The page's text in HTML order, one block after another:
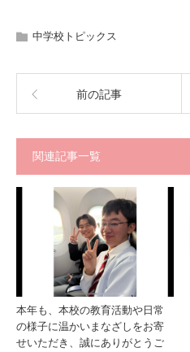
中学校トピックス
前の記事
関連記事一覧
本年も、本校の教育活動や日常
の様子に温かいまなざしをお寄
せいただき、誠にありがとうご